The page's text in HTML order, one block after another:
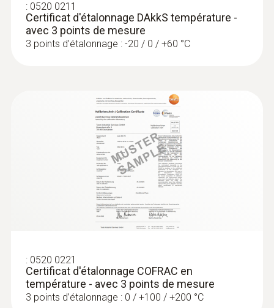
testo 175 T3 - Enregistreur de
température
: 0520 0211
Certificat d'étalonnage DAkkS température -
avec 3 points de mesure
3 points d’étalonnage : -20 / 0 / +60 °C
: 0520 0221
Certificat d'étalonnage COFRAC en
température - avec 3 points de mesure
3 points d’étalonnage : 0 / +100 / +200 °C